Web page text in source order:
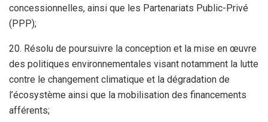
concessionnelles, ainsi que les Partenariats Public-Privé
(PPP);
20. Résolu de poursuivre la conception et la mise en œuvre
des politiques environnementales visant notamment la lutte
contre le changement climatique et la dégradation de
l’écosystème ainsi que la mobilisation des financements
afférents;